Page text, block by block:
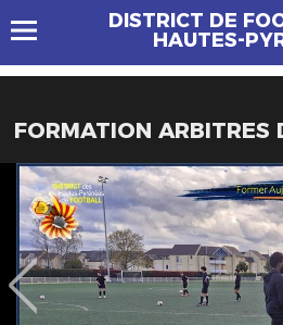
DISTRICT DE
HAUTES-
FORMATION ARBITRES